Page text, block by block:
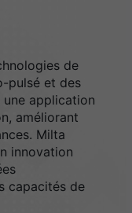
de
pulsé et des
application
améliorant
Milta
innovation
capacités de